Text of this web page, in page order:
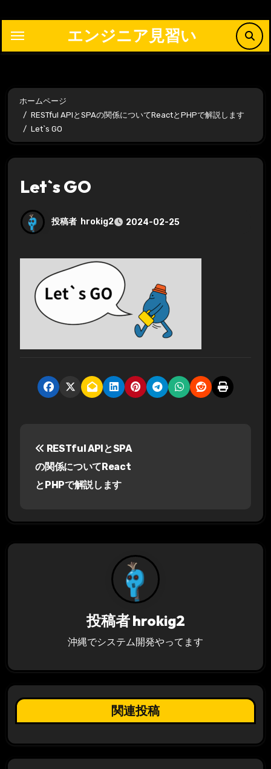
ッ
エンジニア見習い
ホームページ
RESTful APIとSPAの関係についてReactとPHPで解説します
Let`s GO
Let`s GO
投稿者 hrokig2 2024-02-25
稿
ナ
RESTful APIとSPA
の関係についてReact
とPHPで解説します
投稿者hrokig2
沖縄でシステム開発やってます
関連投稿